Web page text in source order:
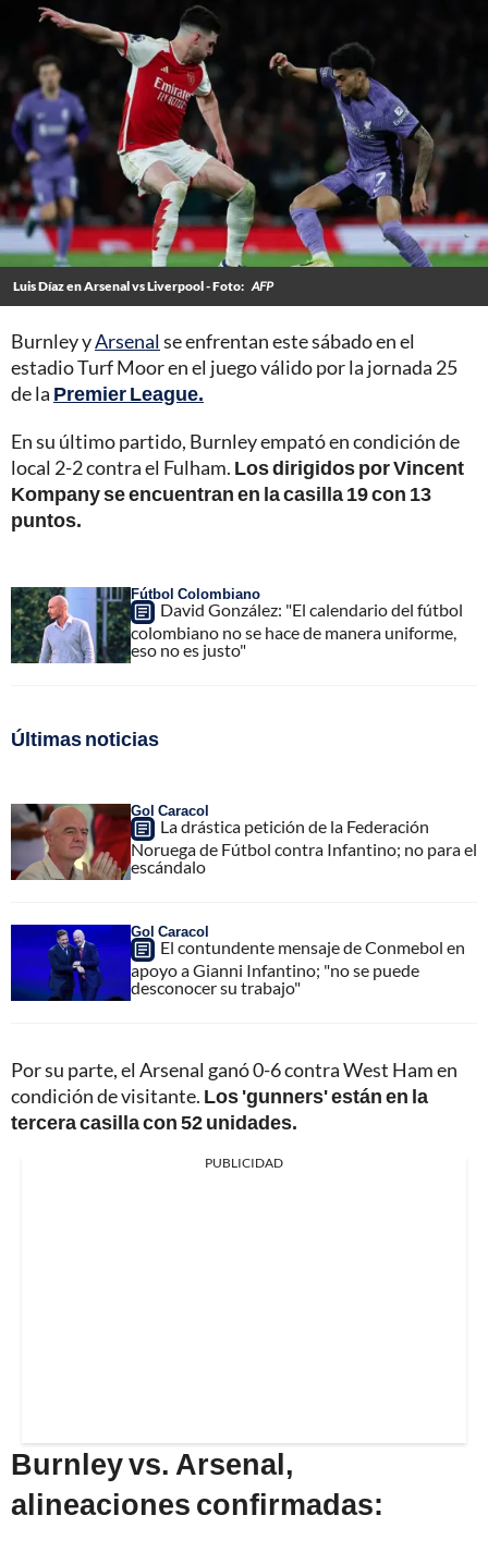
Luis Díaz en Arsenal vs Liverpool - Foto: AFP
Burnley yArsenalse enfrentan este sábado en el
estadio Turf Moor en el juego válido por la jornada 25
de la Premier League.
En su último partido, Burnley empató en condición de
local 2-2 contra el Fulham. Los dirigidos por Vincent
Kompany se encuentran en la casilla 19 con 13
puntos.
Fútbol Colombiano
David González: "El calendario del fútbol
colombiano no se hace de manera uniforme,
eso no es justo"
Últimas noticias
Gol Caracol
La drástica petición de la Federación
Noruega de Fútbol contra Infantino; no para el
escándalo
Gol Caracol
El contundente mensaje de Conmebol en
apoyo a Gianni Infantino; "no se puede
desconocer su trabajo"
Por su parte, el Arsenal ganó 0-6 contra West Ham en
condición de visitante. Los 'gunners' están en la
tercera casilla con 52 unidades.
PUBLICIDAD
Burnley vs. Arsenal,
alineaciones confirmadas: